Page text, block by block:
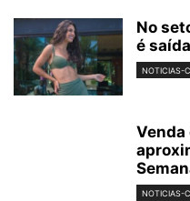
No
é
NOTICIAS-
Venda
NOTICIAS-